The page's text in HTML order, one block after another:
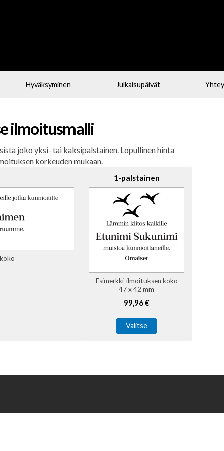
Hyväksyminen Julkaisupäivät
ilmoitusmalli
joko yksi- tai kaksipalstainen. Lopullinen hinta
korkeuden mukaan.
1-palstainen
Esimerkki-ilmoituksen koko
47 x 42 mm
99,96 €
Valitse